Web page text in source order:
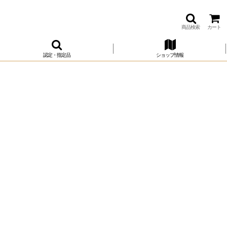
商品検索 カート
認定・指定品 ショップ情報